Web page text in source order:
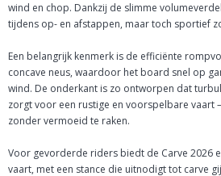
wind en chop. Dankzij de slimme
tijdens op- en afstappen, maar toch sportief
Een belangrijk kenmerk is de efficiënte
concave neus, waardoor het board snel op
wind. De onderkant is zo ontworpen dat
zorgt voor een rustige en voorspelbare vaart
zonder vermoeid te raken.
Voor gevorderde riders biedt de Carve 2026
vaart, met een stance die uitnodigt tot carve